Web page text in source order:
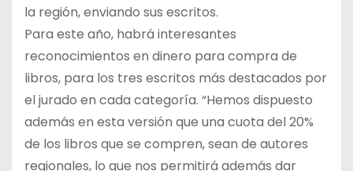
la región, enviando sus escritos.
Para este año, habrá interesantes
reconocimientos en dinero para compra de
libros, para los tres escritos más destacados por
el jurado en cada categoría. “Hemos dispuesto
además en esta versión que una cuota del 20%
de los libros que se compren, sean de autores
regionales, lo que nos permitirá además dar